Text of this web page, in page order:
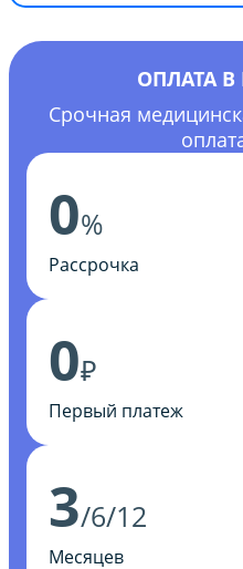
ОПЛАТА В
Срочная
0%
Рассрочка
0₽
Первый платеж
3/6/12
Месяцев